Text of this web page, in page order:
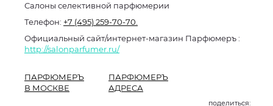
Салоны селективной парфюмерии
Телефон: +7 (495) 259-70-70.
Официальный сайт/интернет-магазин Парфюмеръ :
http://salonparfumer.ru/
ПАРФЮМЕРЪ
В МОСКВЕ
ПАРФЮМЕРЪ
АДРЕСА
поделиться: